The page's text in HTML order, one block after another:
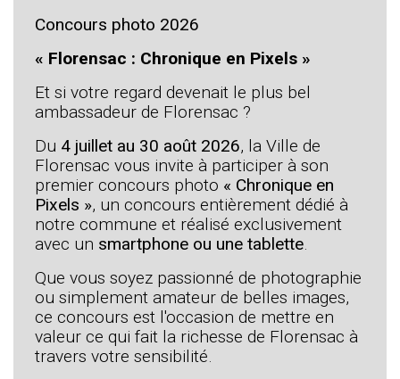
Concours photo 2026
« Florensac : Chronique en Pixels »
Et si votre regard devenait le plus bel
ambassadeur de Florensac ?
Du 4 juillet au 30 août 2026, la Ville de
Florensac vous invite à participer à son
premier concours photo « Chronique en
Pixels », un concours entièrement dédié à
notre commune et réalisé exclusivement
avec un smartphone ou une tablette.
Que vous soyez passionné de photographie
ou simplement amateur de belles images,
ce concours est l'occasion de mettre en
valeur ce qui fait la richesse de Florensac à
travers votre sensibilité.